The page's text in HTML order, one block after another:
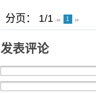
分页： 1/1 1
发表评论